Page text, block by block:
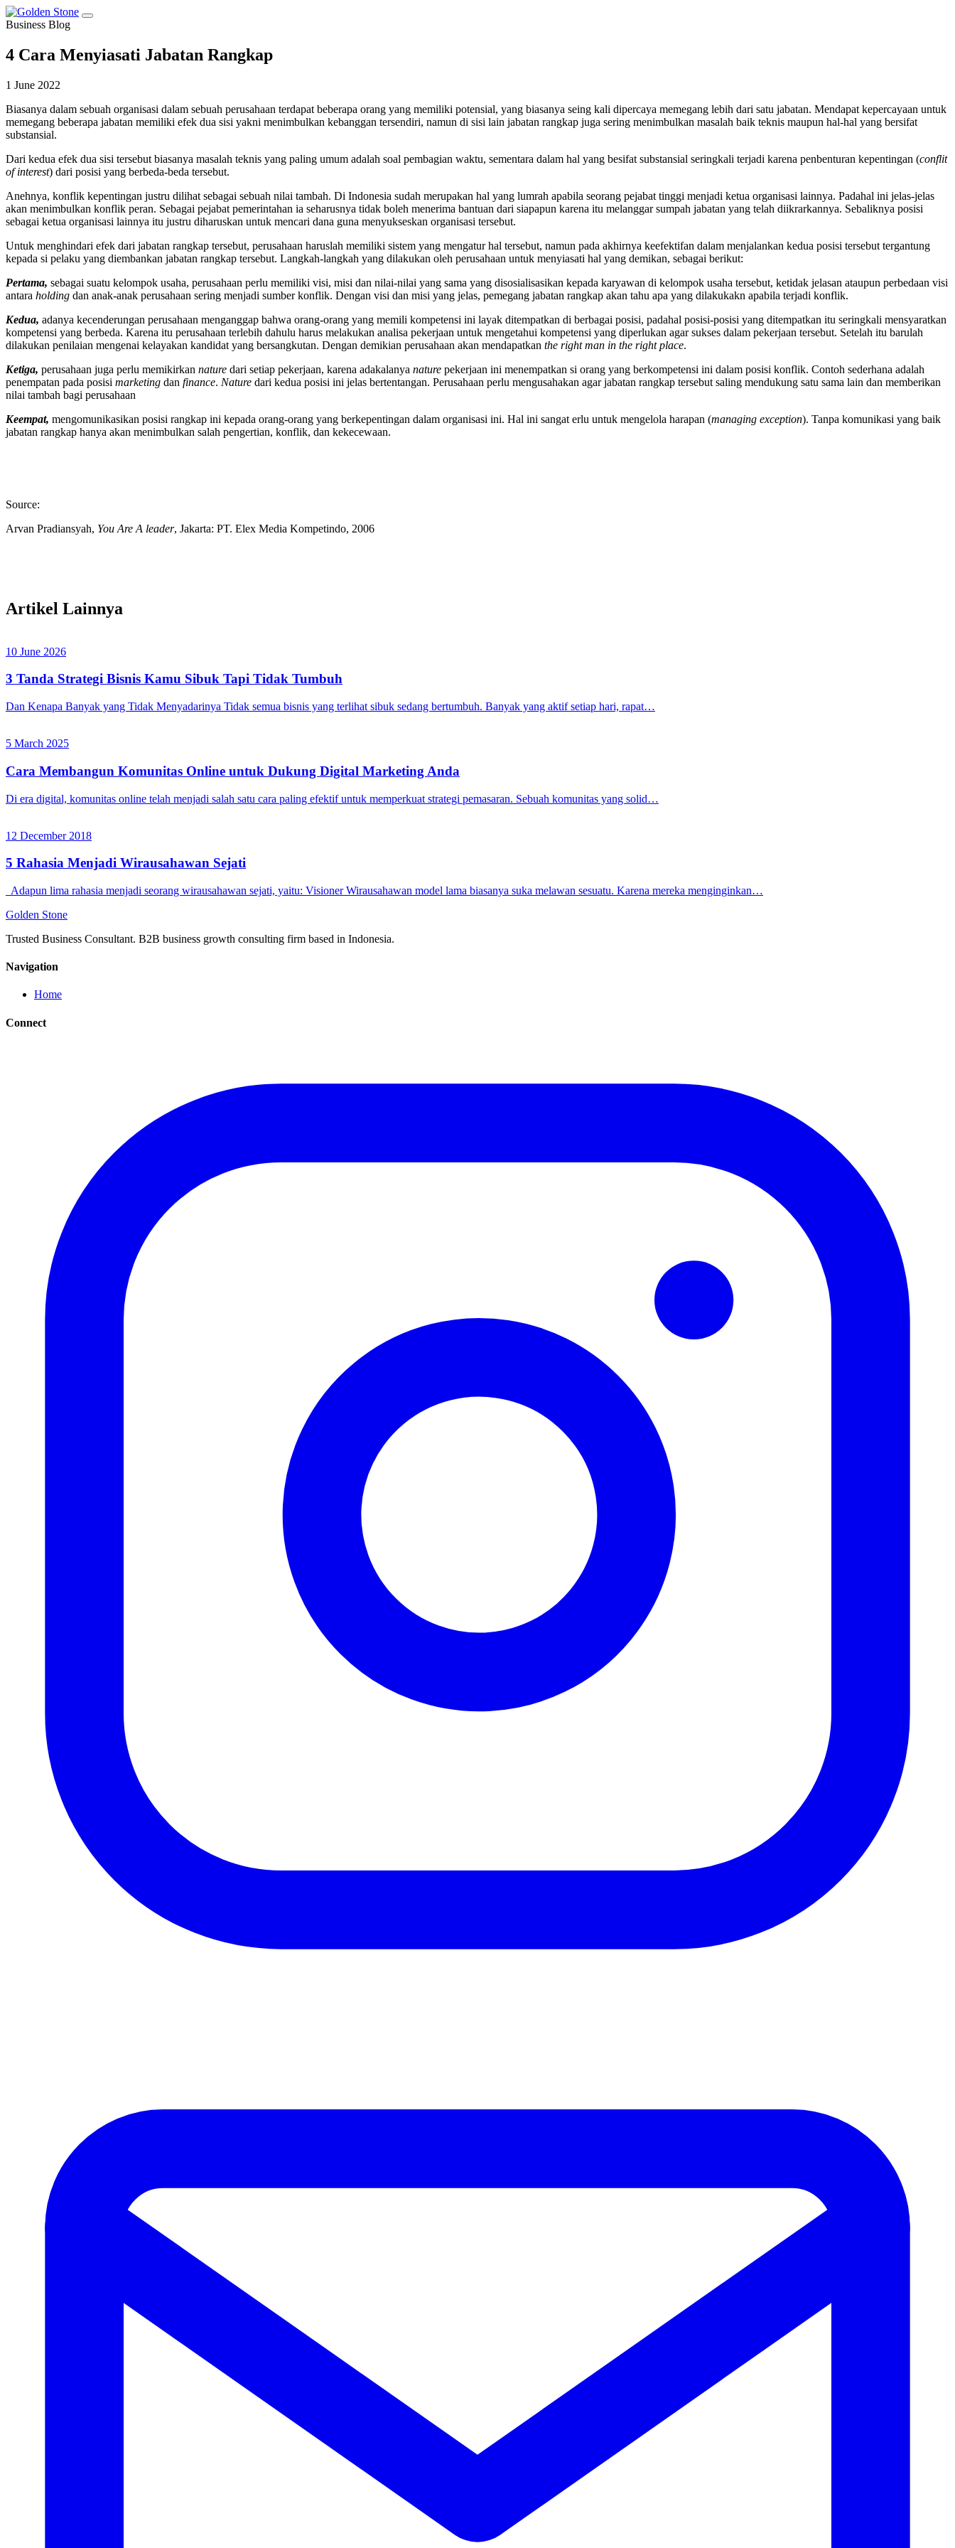
Business Blog
4 Cara Menyiasati Jabatan Rangkap
1 June 2022
Biasanya dalam sebuah organisasi dalam sebuah perusahaan terdapat beberapa orang yang memiliki potensial, yang biasanya seing kali dipercaya memegang lebih dari satu jabatan. Mendapat kepercayaan untuk
memegang beberapa jabatan memiliki efek dua sisi yakni menimbulkan kebanggan tersendiri, namun di sisi lain jabatan rangkap juga sering menimbulkan masalah baik teknis maupun hal-hal yang bersifat
substansial.
Dari kedua efek dua sisi tersebut biasanya masalah teknis yang paling umum adalah soal pembagian waktu, sementara dalam hal yang besifat substansial seringkali terjadi karena penbenturan kepentingan (conflit
of interest) dari posisi yang berbeda-beda tersebut.
Anehnya, konflik kepentingan justru dilihat sebagai sebuah nilai tambah. Di Indonesia sudah merupakan hal yang lumrah apabila seorang pejabat tinggi menjadi ketua organisasi lainnya. Padahal ini jelas-jelas
akan menimbulkan konflik peran. Sebagai pejabat pemerintahan ia seharusnya tidak boleh menerima bantuan dari siapapun karena itu melanggar sumpah jabatan yang telah diikrarkannya. Sebaliknya posisi
sebagai ketua organisasi lainnya itu justru diharuskan untuk mencari dana guna menyukseskan organisasi tersebut.
Untuk menghindari efek dari jabatan rangkap tersebut, perusahaan haruslah memiliki sistem yang mengatur hal tersebut, namun pada akhirnya keefektifan dalam menjalankan kedua posisi tersebut tergantung
kepada si pelaku yang diembankan jabatan rangkap tersebut. Langkah-langkah yang dilakukan oleh perusahaan untuk menyiasati hal yang demikan, sebagai berikut:
Pertama, sebagai suatu kelompok usaha, perusahaan perlu memiliki visi, misi dan nilai-nilai yang sama yang disosialisasikan kepada karyawan di kelompok usaha tersebut, ketidak jelasan ataupun perbedaan visi
antara holding dan anak-anak perusahaan sering menjadi sumber konflik. Dengan visi dan misi yang jelas, pemegang jabatan rangkap akan tahu apa yang dilakukakn apabila terjadi konflik.
Kedua, adanya kecenderungan perusahaan menganggap bahwa orang-orang yang memili kompetensi ini layak ditempatkan di berbagai posisi, padahal posisi-posisi yang ditempatkan itu seringkali mensyaratkan
kompetensi yang berbeda. Karena itu perusahaan terlebih dahulu harus melakukan analisa pekerjaan untuk mengetahui kompetensi yang diperlukan agar sukses dalam pekerjaan tersebut. Setelah itu barulah
dilakukan penilaian mengenai kelayakan kandidat yang bersangkutan. Dengan demikian perusahaan akan mendapatkan the right man in the right place.
Ketiga, perusahaan juga perlu memikirkan nature dari setiap pekerjaan, karena adakalanya nature pekerjaan ini menempatkan si orang yang berkompetensi ini dalam posisi konflik. Contoh sederhana adalah
penempatan pada posisi marketing dan finance. Nature dari kedua posisi ini jelas bertentangan. Perusahaan perlu mengusahakan agar jabatan rangkap tersebut saling mendukung satu sama lain dan memberikan
nilai tambah bagi perusahaan
Keempat, mengomunikasikan posisi rangkap ini kepada orang-orang yang berkepentingan dalam organisasi ini. Hal ini sangat erlu untuk mengelola harapan (managing exception). Tanpa komunikasi yang baik
jabatan rangkap hanya akan menimbulkan salah pengertian, konflik, dan kekecewaan.
Source:
Arvan Pradiansyah, You Are A leader, Jakarta: PT. Elex Media Kompetindo, 2006
Artikel Lainnya
10 June 2026
3 Tanda Strategi Bisnis Kamu Sibuk Tapi Tidak Tumbuh
Dan Kenapa Banyak yang Tidak Menyadarinya Tidak semua bisnis yang terlihat sibuk sedang bertumbuh. Banyak yang aktif setiap hari, rapat…
5 March 2025
Cara Membangun Komunitas Online untuk Dukung Digital Marketing Anda
Di era digital, komunitas online telah menjadi salah satu cara paling efektif untuk memperkuat strategi pemasaran. Sebuah komunitas yang solid…
12 December 2018
5 Rahasia Menjadi Wirausahawan Sejati
Adapun lima rahasia menjadi seorang wirausahawan sejati, yaitu: Visioner Wirausahawan model lama biasanya suka melawan sesuatu. Karena mereka menginginkan…
Golden Stone
Trusted Business Consultant. B2B business growth consulting firm based in Indonesia.
Navigation
Home
Connect